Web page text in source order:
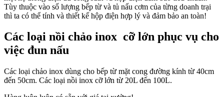
Tùy thuộc vào số lượng bếp từ và tủ nấu cơm của từng doanh trại
thì ta có thể tính và thiết kế hộp điện hợp lý và đảm bảo an toàn!
Các loại nồi chảo inox cỡ lớn phục vụ cho
việc đun nấu
Các loại chảo inox dùng cho bếp từ mặt cong đường kính từ 40cm
đến 50cm. Các loại nồi inox cỡ lớn từ 20L đến 100L.